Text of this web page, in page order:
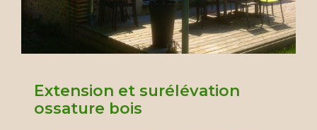
Extension et surélévation
ossature bois